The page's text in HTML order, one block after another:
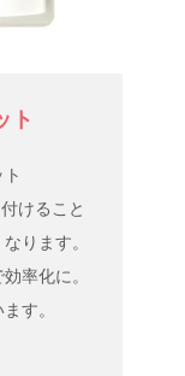
ト
けること
ります。
率化に。
す。